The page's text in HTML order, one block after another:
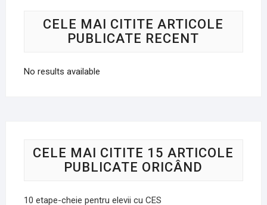
CELE MAI CITITE ARTICOLE
PUBLICATE RECENT
No results available
CELE MAI CITITE 15 ARTICOLE
PUBLICATE ORICÂND
10 etape-cheie pentru elevii cu CES